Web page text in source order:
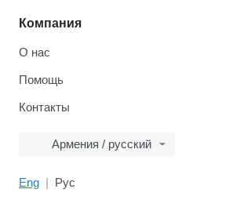
Компания
О нас
Помощь
Контакты
Армения / русский
Eng Рус